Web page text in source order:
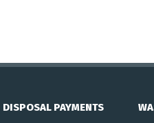
DISPOSAL PAYMENTS